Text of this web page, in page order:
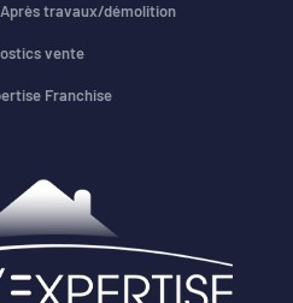
travaux/démolition
vente
Franchise